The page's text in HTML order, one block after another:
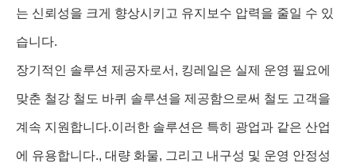
는 신뢰성을 크게 향상시키고 유지보수 압력을 줄일 수 있
습니다.
장기적인 솔루션 제공자로서, 킹레일은 실제 운영 필요에
맞춘 철강 철도 바퀴 솔루션을 제공함으로써 철도 고객을
계속 지원합니다.이러한 솔루션은 특히 광업과 같은 산업
에 유용합니다., 대량 화물, 그리고 내구성 및 운영 안정성